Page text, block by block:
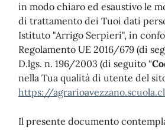
in modo chiaro ed esaustivo le
di trattamento dei Tuoi dati
Istituto "Arrigo Serpieri", in
Regolamento UE 2016/679 (di
D.lgs. n. 196/2003 (di seguito “
nella Tua qualità di utente del
https://
Il presente documento